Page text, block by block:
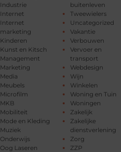
Industrie
Internet
Internet
marketing
Kinderen
Kunst en Kitsch
Management
Marketing
Media
Meubels
Microfilm
MKB
Mobiliteit
Mode en Kleding
Muziek
Onderwijs
Oog Laseren
buitenleven
Tweewielers
Uncategorized
Vakantie
Verbouwen
Vervoer en
transport
Webdesign
Wijn
Winkelen
Woning en Tuin
Woningen
Zakelijk
Zakelijke
dienstverlening
Zorg
ZZP